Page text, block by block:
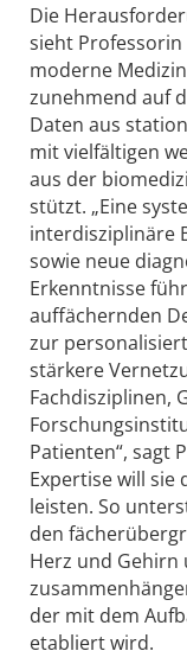
Die
sieht
moderne
zunehmend auf
Daten aus
mit vielfältigen
aus der
stützt. „Eine
interdisziplinäre
sowie neue
Erkenntnisse
auffächernden
zur
stärkere
Fachdisziplinen,
Patienten“, sagt
Expertise will sie
leisten. So
den
Herz und
der mit dem
etabliert wird.